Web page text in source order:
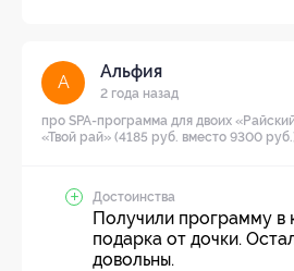
А
Альфия
2 года назад
про SPA-программа для двоих
«Твой рай» (4185 руб. вместо 9300
Достоинства
Получили программу в
подарка от дочки.
довольны.